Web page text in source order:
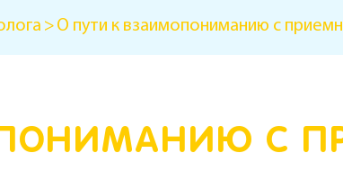
О пути к взаимопониманию с
С